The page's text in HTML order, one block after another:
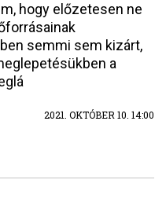
hogy előzetesen ne
semmi sem kizárt,
a
2021. OKTÓBER 10. 14:00